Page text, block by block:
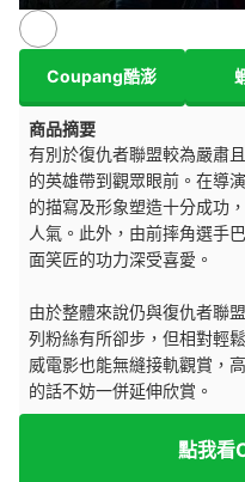
Coupang酷澎
商品摘要
有別於復仇者聯盟較為嚴肅
的英雄帶到觀眾眼前。在導
的描寫及形象塑造十分成功
人氣。此外，由前摔角選手
面笑匠的功力深受喜愛。
由於整體來說仍與復仇者聯
列粉絲有所卻步，但相對輕
威電影也能無縫接軌觀賞，
的話不妨一併延伸欣賞。
點我看